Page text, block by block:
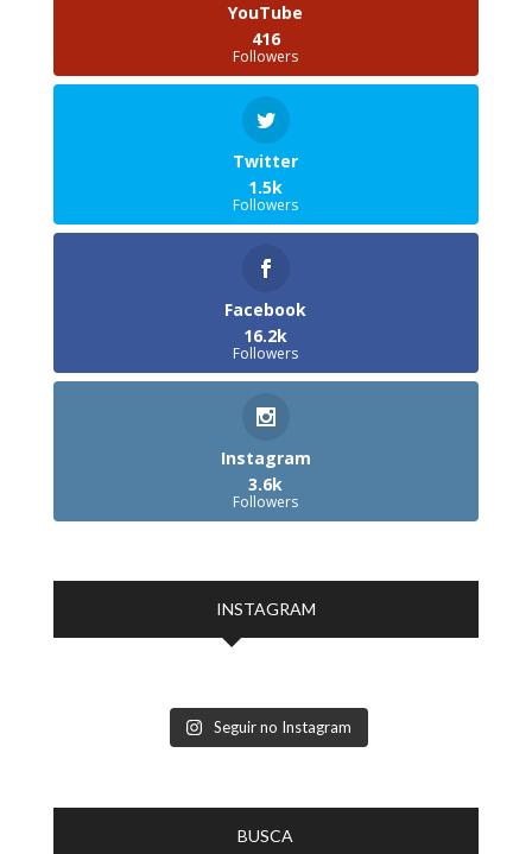
YouTube
416
Followers
Twitter
1.5k
Followers
Facebook
16.2k
Followers
Instagram
3.6k
Followers
INSTAGRAM
Seguir no Instagram
BUSCA